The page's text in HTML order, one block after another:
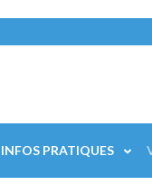
INFOS PRATIQUES